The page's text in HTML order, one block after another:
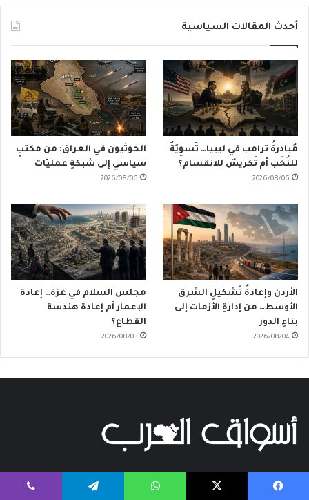
أحدث المقالات السياسية
مُبادرةُ ترامب في ليبيا… تَسوِيَةٌ
للنُخَب أم تَكريسٌ للانقسام؟
2026/08/06
الحوثيون في العراق: من مكتبٍ
سياسي إلى شبكةِ عمليّات
2026/08/06
الأردن وإعادةُ تَشكيلِ الشرق
الأوسط… من إدارةِ الأزمات إلى
بناءِ الدور
2026/08/04
مجلس السلام في غزة… إعادة
الإعمار أم إعادة هندسة
القطاع؟
2026/08/03
من نحن